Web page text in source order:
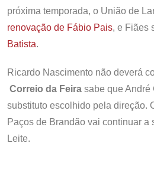
próxima temporada, o União de
renovação de Fábio Pais, e Fiães
Batista.
Ricardo Nascimento não deverá
Correio da Feira sabe que André
substituto escolhido pela direção.
Paços de Brandão vai continuar a
Leite.